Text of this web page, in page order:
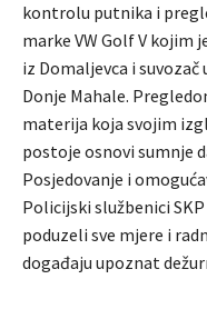
kontrolu putnika i
marke VW Golf V kojim
iz Domaljevca i suvozač
Donje Mahale.
materija koja svojim
postoje osnovi sumnje
Posjedovanje i
Policijski službenici
poduzeli sve mjere i
događaju upoznat